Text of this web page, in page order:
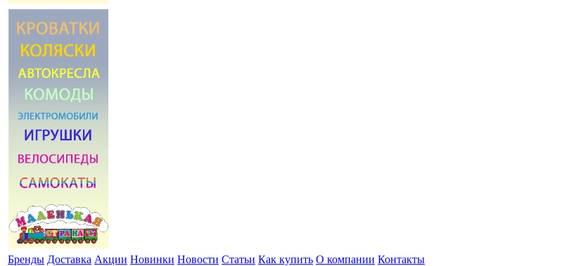
Бренды Доставка Акции Новинки Новости Статьи Как купить О компании Контакты